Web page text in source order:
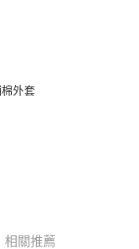
付方式。 讓您購物簡單
外套
相關推薦